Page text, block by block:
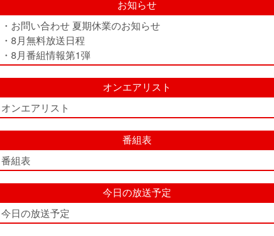
お知らせ
・お問い合わせ 夏期休業のお知らせ
・8月無料放送日程
・8月番組情報第1弾
オンエアリスト
オンエアリスト
番組表
番組表
今日の放送予定
今日の放送予定